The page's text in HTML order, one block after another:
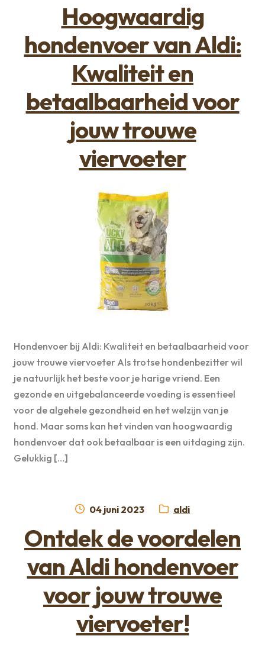
Hoogwaardig
hondenvoer van Aldi:
Kwaliteit en
betaalbaarheid voor
jouw trouwe
viervoeter
Hondenvoer bij Aldi: Kwaliteit en betaalbaarheid voor
jouw trouwe viervoeter Als trotse hondenbezitter wil
je natuurlijk het beste voor je harige vriend. Een
gezonde en uitgebalanceerde voeding is essentieel
voor de algehele gezondheid en het welzijn van je
hond. Maar soms kan het vinden van hoogwaardig
hondenvoer dat ook betaalbaar is een uitdaging zijn.
Gelukkig […]
Geplaatst
04 juni 2023 Categorie:
aldi
Ontdek de voordelen
van Aldi hondenvoer
voor jouw trouwe
viervoeter!